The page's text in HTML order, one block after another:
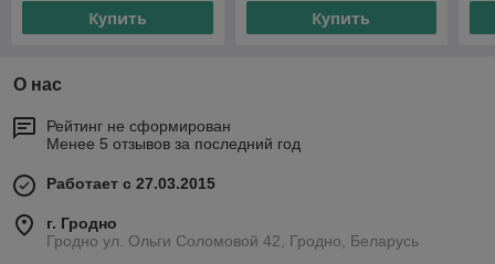
Купить Купить
О нас
Рейтинг не сформирован
Менее 5 отзывов за последний год
Работает с 27.03.2015
г. Гродно
Гродно ул. Ольги Соломовой 42, Гродно, Беларусь